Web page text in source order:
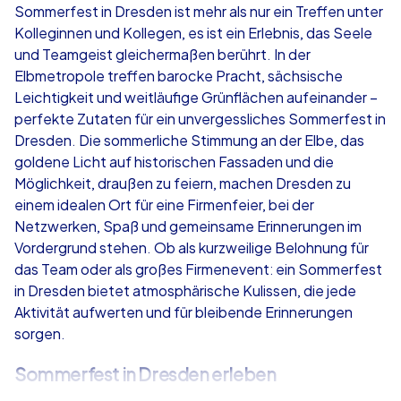
ab
iPad Tour
Dresden
1,5-3,0 h
Krimi iPad
Dresden
Sommerfest in Dresden ist mehr als nur ein Treffen unter
Kolleginnen und Kollegen, es ist ein Erlebnis, das Seele
und Teamgeist gleichermaßen berührt. In der
Elbmetropole treffen barocke Pracht, sächsische
Leichtigkeit und weitläufige Grünflächen aufeinander –
perfekte Zutaten für ein unvergessliches Sommerfest in
Dresden. Die sommerliche Stimmung an der Elbe, das
goldene Licht auf historischen Fassaden und die
Möglichkeit, draußen zu feiern, machen Dresden zu
einem idealen Ort für eine Firmenfeier, bei der
Netzwerken, Spaß und gemeinsame Erinnerungen im
Vordergrund stehen. Ob als kurzweilige Belohnung für
das Team oder als großes Firmenevent: ein Sommerfest
in Dresden bietet atmosphärische Kulissen, die jede
Aktivität aufwerten und für bleibende Erinnerungen
sorgen.
Sommerfest in Dresden erleben